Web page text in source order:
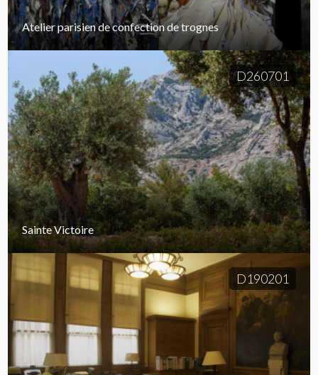
Atelier parisien de confection de trognes
D260701
Sainte Victoire
D190201